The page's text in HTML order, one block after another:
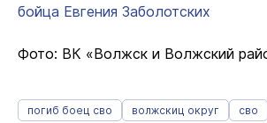
бойца Евгения Заболотских
Фото: ВК «Волжск и Волжский
погиб боец сво волжскиц округ сво